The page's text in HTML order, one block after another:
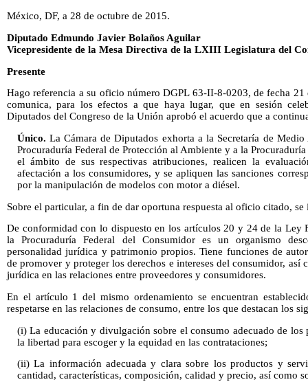
México, DF, a 28 de octubre de 2015.
Diputado Edmundo Javier Bolaños Aguilar
Vicepresidente de la Mesa Directiva de la LXIII Legislatura del
Presente
Hago referencia a su oficio número DGPL 63-II-8-0203, de fecha
comunica, para los efectos a que haya lugar, que en sesión
Diputados del Congreso de la Unión aprobó el acuerdo que a
Único. La Cámara de Diputados exhorta a la Secretaría de
Procuraduría Federal de Protección al Ambiente y a la
el ámbito de sus respectivas atribuciones, realicen la
afectación a los consumidores, y se apliquen las sanciones
por la manipulación de modelos con motor a diésel.
Sobre el particular, a fin de dar oportuna respuesta al oficio citado,
De conformidad con lo dispuesto en los artículos 20 y 24 de la Ley
la Procuraduría Federal del Consumidor es un organismo
personalidad jurídica y patrimonio propios. Tiene funciones de
de promover y proteger los derechos e intereses del consumidor, así
jurídica en las relaciones entre proveedores y consumidores.
En el artículo 1 del mismo ordenamiento se encuentran
respetarse en las relaciones de consumo, entre los que destacan los
(i) La educación y divulgación sobre el consumo adecuado de los
la libertad para escoger y la equidad en las contrataciones;
(ii) La información adecuada y clara sobre los productos y
cantidad, características, composición, calidad y precio, así como